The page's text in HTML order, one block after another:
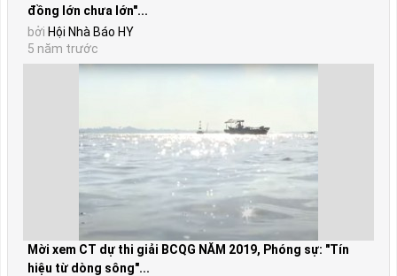
đồng lớn chưa lớn"...
bởi Hội Nhà Báo HY
5 năm trước
Mời xem CT dự thi giải BCQG NĂM 2019, Phóng sự: "Tín
hiệu từ dòng sông"...